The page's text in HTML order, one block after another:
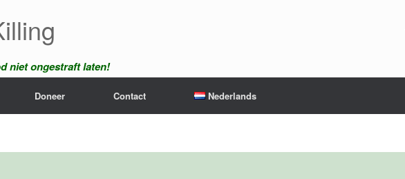
niet ongestraft laten!
Doneer Contact Nederlands